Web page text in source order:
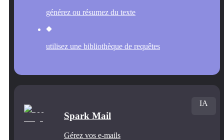
générez ou résumez du texte
utilisez une bibliothèque de requêtes
Spark Mail
Gérez vos e-mails
IA